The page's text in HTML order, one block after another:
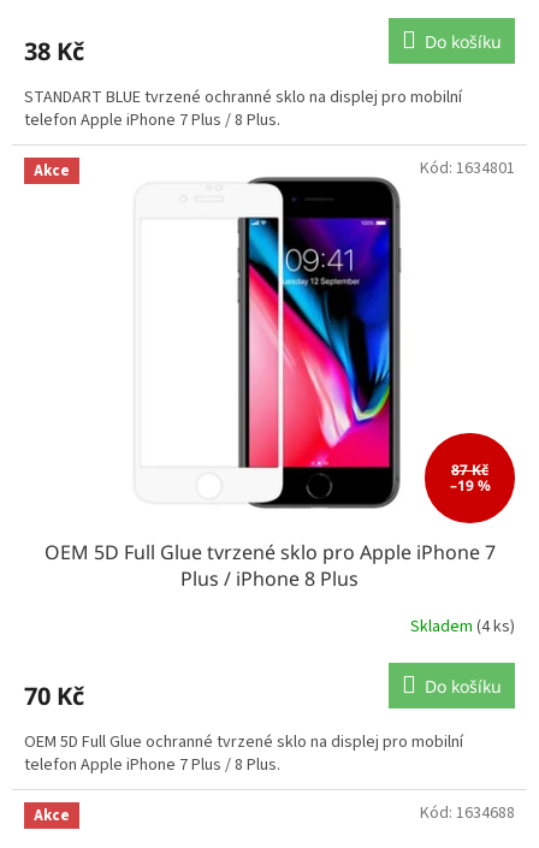
38 Kč Do košíku
STANDART BLUE tvrzené ochranné sklo na displej pro mobilní
telefon Apple iPhone 7 Plus / 8 Plus.
Akce
87 Kč
–19 %
OEM 5D Full Glue tvrzené sklo pro Apple iPhone 7
Plus / iPhone 8 Plus
Skladem (4 ks)
70 Kč Do košíku
OEM 5D Full Glue ochranné tvrzené sklo na displej pro mobilní
telefon Apple iPhone 7 Plus / 8 Plus.
Kód: 1634801
Akce Kód: 1634688